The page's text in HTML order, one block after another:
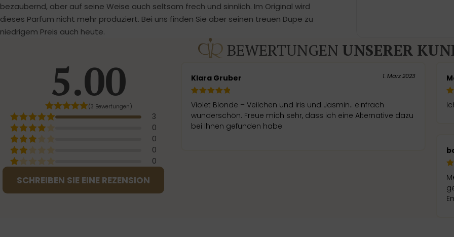
bezaubernd, aber auf seine Weise auch seltsam frech und sinnlich. Im Original wird
dieses Parfum nicht mehr produziert. Bei uns finden Sie aber seinen treuen Dupe zu
niedrigem Preis auch heute.
BEWERTUNGEN UNSERER
5.00
(3 Bewertungen)
3
0
0
0
0
SCHREIBEN SIE EINE REZENSION
Klara Gruber 1. März 2023
Violet Blonde – Veilchen und Iris und Jasmin.. einfrach
wunderschön. Freue mich sehr, dass ich eine Alternative dazu
bei Ihnen gefunden habe